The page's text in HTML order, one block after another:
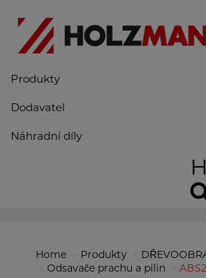
Produkty
Dodavatel
Náhradní díly
Home Produkty
Odsavače prachu a pilin